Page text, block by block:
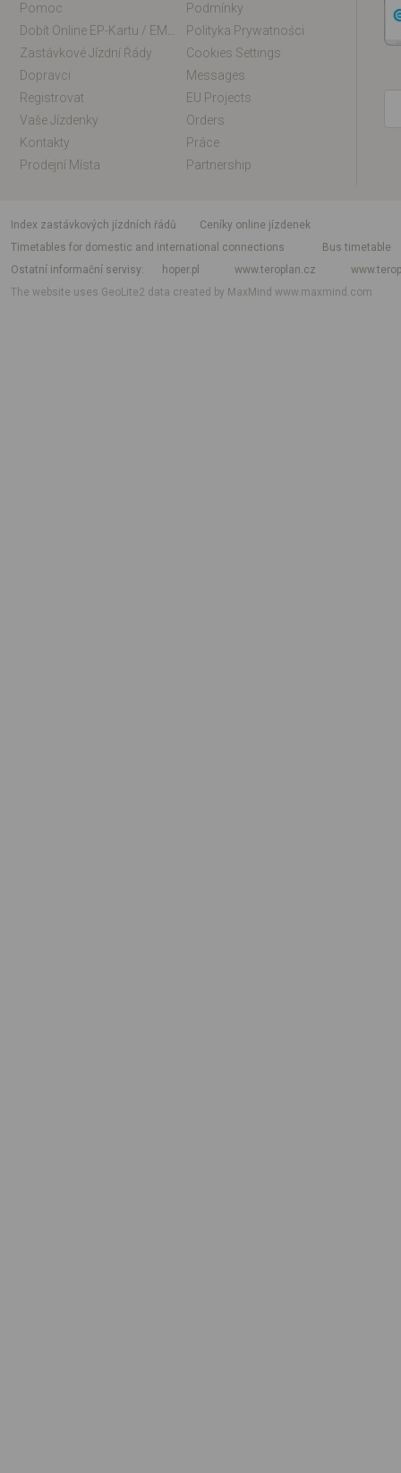
Pomoc
Podmínky
Polityka Prywatności
Zastávkové Jízdní Řády
Cookies Settings
Dopravci
Messages
Registrovat
EU Projects
Vaše Jízdenky
Orders
Kontakty
Práce
Prodejní Místa
Partnership
index zastávkových jízdních řádů
Ceníky online jízdenek
Timetables for domestic and international connections
Bus timetable
Ostatní informační servisy
hoper.pl www.teroplan.cz
The website uses GeoLite2 data created by MaxMindwww.maxmind.com